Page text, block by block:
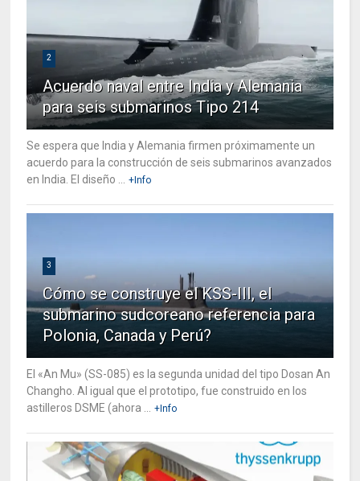
2
Acuerdo naval entre India y Alemania
para seis submarinos Tipo 214
Se espera que India y Alemania firmen próximamente un
acuerdo para la construcción de seis submarinos avanzados
en India. El diseño ...
+Info
3
Cómo se construye el KSS-III, el
submarino sudcoreano referencia para
Polonia, Canada y Perú?
El «An Mu» (SS-085) es la segunda unidad del tipo Dosan An
Changho. Al igual que el prototipo, fue construido en los
astilleros DSME (ahora ...
+Info